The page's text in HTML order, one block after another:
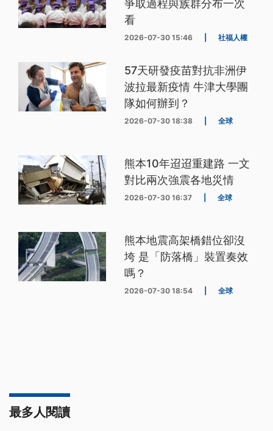
爭取過程與族群分布一次
看
2026-07-30 15:46 社福人權
57天研發疫苗對抗非洲伊
波拉最新疫情 牛津大學團
隊如何辦到？
2026-07-30 18:38 全球
熊本10年迢迢重建路 一文
對比兩次強震各地災情
2026-07-30 16:37 全球
熊本地震高架橋錯位卻沒
垮 是「防落橋」裝置奏效
嗎？
2026-07-30 18:54 全球
最多人閱讀